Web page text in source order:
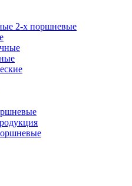
2-х поршневые